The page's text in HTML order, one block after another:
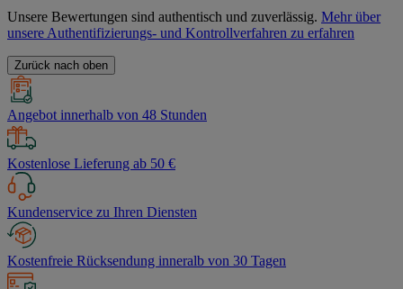
Unsere Bewertungen sind authentisch und zuverlässig. Mehr über
unsere Authentifizierungs- und Kontrollverfahren zu erfahren
Zurück nach oben
Angebot innerhalb von 48 Stunden
Kostenlose Lieferung ab 50 €
Kundenservice zu Ihren Diensten
Kostenfreie Rücksendung inneralb von 30 Tagen